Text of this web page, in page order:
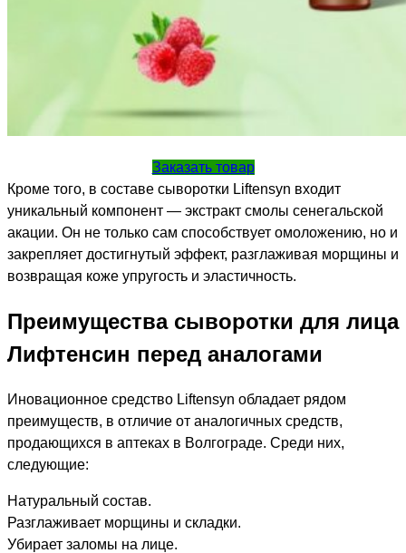
Заказать товар
Кроме того, в составе сыворотки Liftensyn входит
уникальный компонент — экстракт смолы сенегальской
акации. Он не только сам способствует омоложению, но и
закрепляет достигнутый эффект, разглаживая морщины и
возвращая коже упругость и эластичность.
Преимущества сыворотки для лица
Лифтенсин перед аналогами
Иновационное средство Liftensyn обладает рядом
преимуществ, в отличие от аналогичных средств,
продающихся в аптеках в Волгограде. Среди них,
следующие:
Натуральный состав.
Разглаживает морщины и складки.
Убирает заломы на лице.